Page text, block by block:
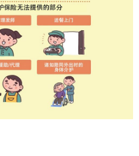
繁體字
Français
Español
العربية